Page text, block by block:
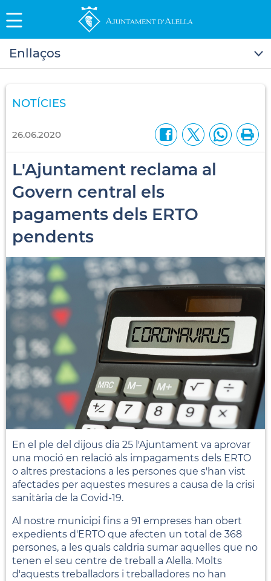
Enllaços
NOTÍCIES
26.06.2020
L'Ajuntament reclama al
Govern central els
pagaments dels ERTO
pendents
En el ple del dijous dia 25 l'Ajuntament va aprovar
una moció en relació als impagaments dels ERTO
o altres prestacions a les persones que s'han vist
afectades per aquestes mesures a causa de la crisi
sanitària de la Covid-19.
Al nostre municipi fins a 91 empreses han obert
expedients d'ERTO que afecten un total de 368
persones, a les quals caldria sumar aquelles que no
tenen el seu centre de treball a Alella. Molts
d'aquests treballadors i treballadores no han